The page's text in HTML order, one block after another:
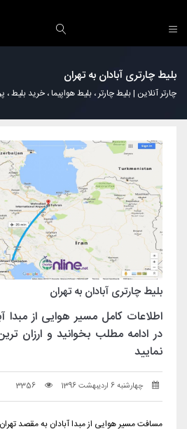
بلیط چارتری آبادان به تهران
چارتر آنلاین | بلیط چارتر ، بلیط هواپیما ، خرید بلیط ،
بلیط چارتری آبادان به تهران
اطلاعات کامل مسیر هوایی از مبدا
در ادامه مطلب بخوانید و ارزان
نمایید
چهارشنبه 6 اردیبهشت 1396 3356